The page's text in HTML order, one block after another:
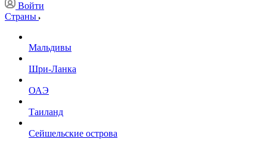
Войти
Страны
Мальдивы
Шри-Ланка
ОАЭ
Таиланд
Сейшельские острова